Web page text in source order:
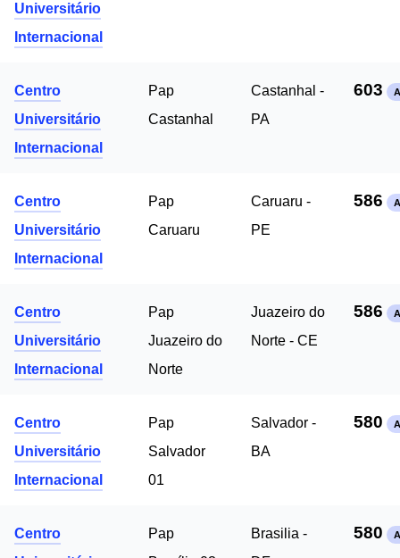
Universitário
Internacional
Centro
Universitário
Internacional
Pap
Castanhal
Castanhal -
PA
603
Centro
Universitário
Internacional
Pap
Caruaru
Caruaru -
PE
586
Centro
Universitário
Internacional
Pap
Juazeiro do
Norte
Juazeiro do
Norte - CE
586
Centro
Universitário
Internacional
Pap
Salvador
01
Salvador -
BA
580
Centro
Pap
Brasilia -
580